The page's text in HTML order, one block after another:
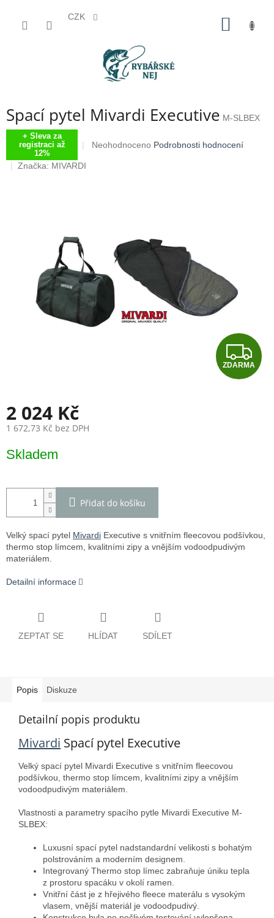
CZK
Spací pytel Mivardi Executive M-SLBEX
+ Sleva za
registraci až
12%
Průměrné
Neohodnoceno Podrobnosti hodnocení
Značka: MIVARDI
Z
D
ZDARMA
2 024 Kč
1 672,73 Kč bez DPH
cena:
Skladem
Přidat do košíku
Velký spací pytel Mivardi Executive s vnitřním fleecovou podšívkou,
thermo stop límcem, kvalitními zipy a vnějším vodoodpudivým
materiálem.
Detailní informace
ZEPTAT SE HLÍDAT SDÍLET
Popis Diskuze
Detailní popis produktu
Mivardi Spací pytel Executive
Velký spací pytel Mivardi Executive s vnitřním fleecovou
podšívkou, thermo stop límcem, kvalitními zipy a vnějším
vodoodpudivým materiálem.
Vlastnosti a parametry spacího pytle Mivardi Executive M-
SLBEX:
Luxusní spací pytel nadstandardní velikosti s bohatým
polstrováním a moderním designem.
Integrovaný Thermo stop límec zabraňuje úniku tepla
z prostoru spacáku v okolí ramen.
Vnitřní část je z hřejivého fleece materálu s vysokým
vlasem, vnější materiál je vodoodpudivý.